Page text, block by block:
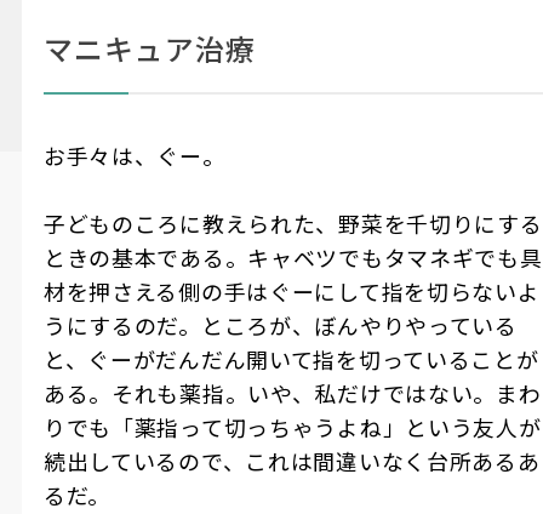
マニキュア治療
お手々は、ぐー。
子どものころに教えられた、野菜を千切りにする
ときの基本である。キャベツでもタマネギでも具
材を押さえる側の手はぐーにして指を切らないよ
うにするのだ。ところが、ぼんやりやっている
と、ぐーがだんだん開いて指を切っていることが
ある。それも薬指。いや、私だけではない。まわ
りでも「薬指って切っちゃうよね」という友人が
続出しているので、これは間違いなく台所あるあ
るだ。